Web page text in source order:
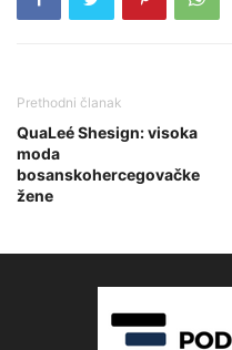
Prethodni članak
QuaLeé Shesign: visoka
moda
bosanskohercegovačke
žene